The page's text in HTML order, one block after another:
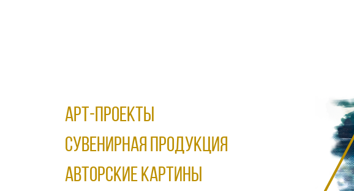
АРТ-ПРОЕКТЫ
Сувенирная продукция
АВТОРСКИЕ КАРТИНЫ